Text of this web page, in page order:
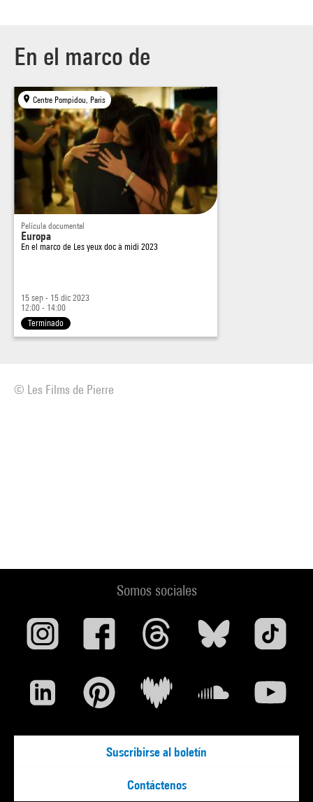
En el marco de
Centre Pompidou, Paris
Película documental
Europa
En el marco de Les yeux doc à midi 2023
15 sep - 15 dic 2023
12:00 - 14:00
Terminado
© Les Films de Pierre
Somos sociales
Suscribirse al boletín
Contáctenos